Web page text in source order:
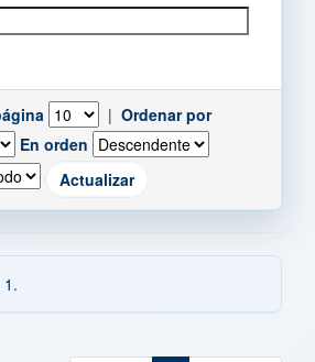
| Ordenar por
En orden